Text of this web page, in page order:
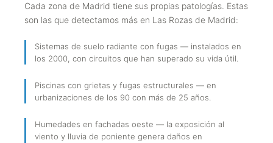
Cada zona de Madrid tiene sus propias patologías. Estas
son las que detectamos más en Las Rozas de Madrid:
Sistemas de suelo radiante con fugas — instalados en
los 2000, con circuitos que han superado su vida útil.
Piscinas con grietas y fugas estructurales — en
urbanizaciones de los 90 con más de 25 años.
Humedades en fachadas oeste — la exposición al
viento y lluvia de poniente genera daños en